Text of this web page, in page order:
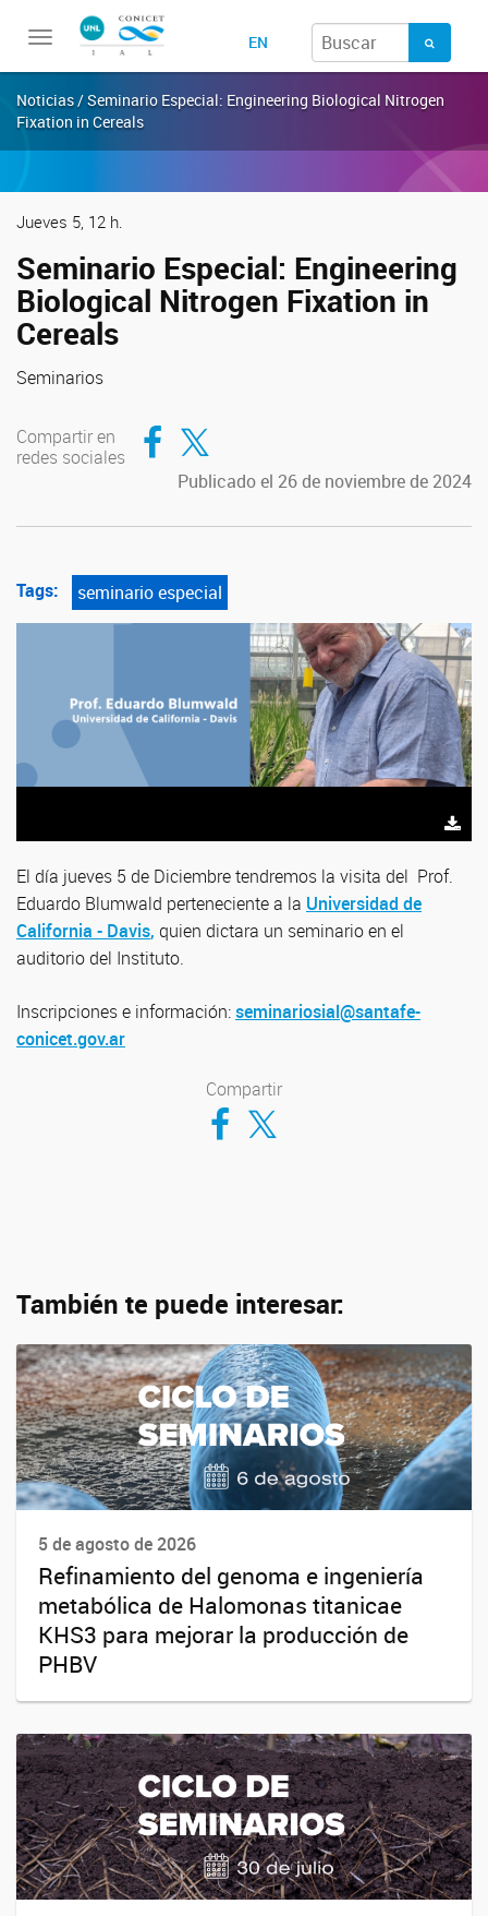
Toggle
EN
Noticias / Seminario Especial: Engineering Biological Nitrogen
Fixation in Cereals
Jueves 5, 12 h.
Seminario Especial: Engineering
Biological Nitrogen Fixation in
Cereals
Seminarios
Compartir en
redes sociales
Compartir en Facebook
Compartir en Twitter
Publicado el 26 de noviembre de 2024
Tags: seminario especial
El día jueves 5 de Diciembre tendremos la visita del Prof.
Eduardo Blumwald perteneciente a la Universidad de
California - Davis, quien dictara un seminario en el
auditorio del Instituto.
Inscripciones e información:seminariosial@santafe-
conicet.gov.ar
Compartir
Compartir en Facebook
Compartir en Twitter
También te puede interesar:
5 de agosto de 2026
Refinamiento del genoma e ingeniería
metabólica de Halomonas titanicae
KHS3 para mejorar la producción de
PHBV